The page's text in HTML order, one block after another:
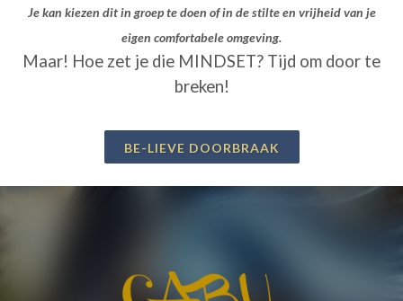
Je kan kiezen dit in groep te doen of in de stilte en vrijheid van je
eigen comfortabele omgeving.
Maar! Hoe zet je die MINDSET? Tijd om door te
breken!
BE-LIEVE DOORBRAAK